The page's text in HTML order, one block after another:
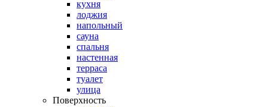
кухня
лоджия
напольный
сауна
спальня
настенная
терраса
туалет
улица
Поверхность